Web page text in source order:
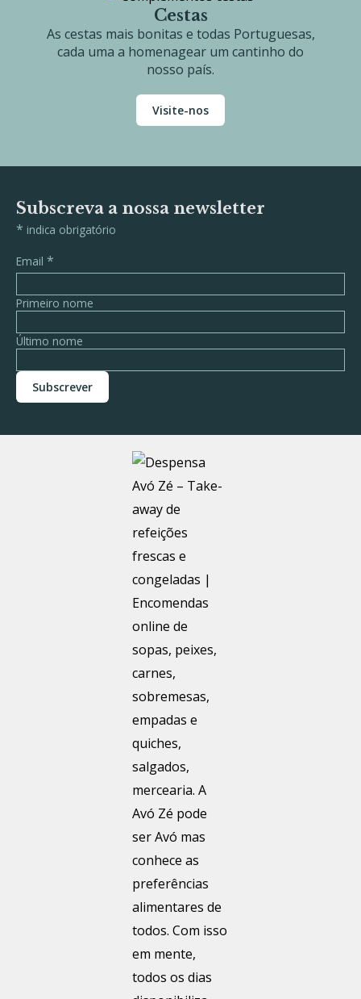
Cestas
As cestas mais bonitas e todas Portuguesas,
cada uma a homenagear um cantinho do
nosso país.
Visite-nos
Subscreva a nossa newsletter
* indica obrigatório
Email *
Primeiro nome
Último nome